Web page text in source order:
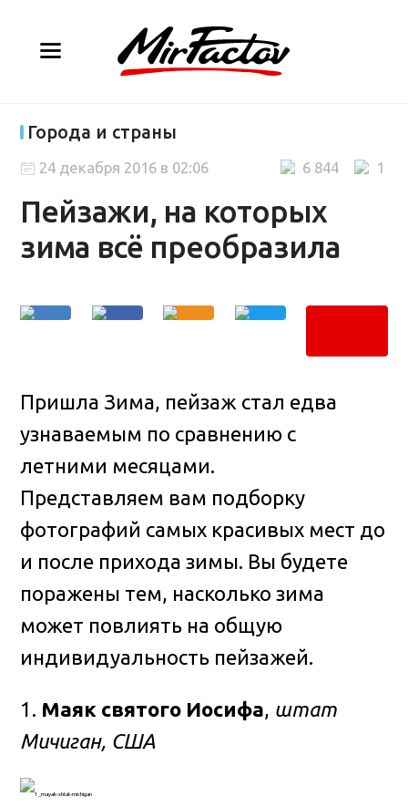
Города и страны
Пейзажи, на которых
зима всё преобразила
1
6 844
24 декабря 2016 в 02:06
Пришла Зима, пейзаж стал едва
узнаваемым по сравнению с
летними месяцами.
Представляем вам подборку
фотографий самых красивых мест до
и после прихода зимы. Вы будете
поражены тем, насколько зима
может повлиять на общую
индивидуальность пейзажей.
1. Маяк святого Иосифа, штат
Мичиган, США